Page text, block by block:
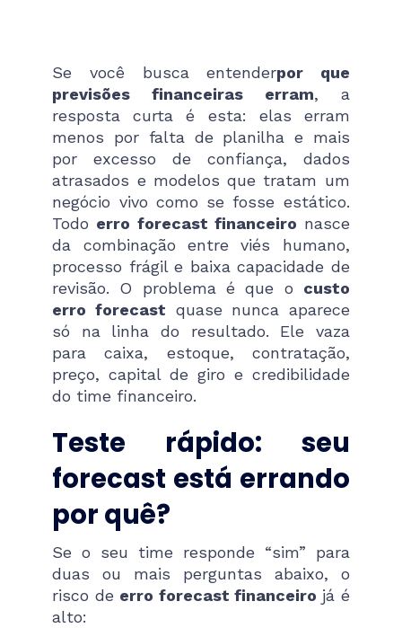
Se você busca entenderpor que
previsões financeiras erram, a
resposta curta é esta: elas erram
menos por falta de planilha e mais
por excesso de confiança, dados
atrasados e modelos que tratam um
negócio vivo como se fosse estático.
Todo erro forecast financeiro nasce
da combinação entre viés humano,
processo frágil e baixa capacidade de
revisão. O problema é que o custo
erro forecast quase nunca aparece
só na linha do resultado. Ele vaza
para caixa, estoque, contratação,
preço, capital de giro e credibilidade
do time financeiro.
Teste rápido: seu
forecast está errando
por quê?
Se o seu time responde “sim” para
duas ou mais perguntas abaixo, o
risco de erro forecast financeiro já é
alto: